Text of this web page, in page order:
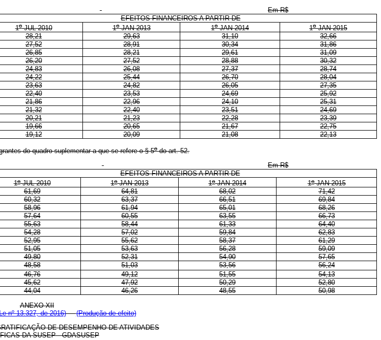
Em R$
EFEITOS FINANCEIROS A PARTIR DE
1oJUL 2010 1oJAN 2013 1oJAN 2014 1oJAN 2015
28,21 29,63 31,10
32,66
27,52 28,91 30,34
31,86
26,85 28,21 29,61
31,09
26,20 27,52 28,88
30,32
24,83 26,08 27,37
28,74
24,22 25,44 26,70
28,04
23,63 24,82 26,05
27,35
22,40 23,53 24,69
25,92
21,86 22,96 24,10
25,31
21,32 22,40 23,51
24,69
20,21 21,23 22,28
23,39
19,66 20,65 21,67
22,75
19,12 20,09 21,08 22,13
do quadro suplementar a que se refere o § 5odo art. 52.
Em R$
EFEITOS FINANCEIROS A PARTIR DE
1oJUL 2010 1oJAN 2013 1oJAN 2014 1oJAN 2015
61,69 64,81 68,02
71,42
60,32 63,37 66,51
69,84
58,96 61,94 65,01
68,26
57,64 60,55 63,55
66,73
55,63 58,44 61,33
64,40
54,28 57,02 59,84
62,83
52,95 55,62 58,37
61,29
51,05 53,63 56,28
59,09
49,80 52,31 54,90
57,65
48,58 51,03 53,56
56,24
46,76 49,12 51,55
54,13
45,62 47,92 50,29
52,80
44,04 46,26 48,55
50,98
ANEXO XII
nº 13.327, de 2016)
(Produção de efeito)
DE DESEMPENHO DE ATIVIDADES
DA SUSEP - GDASUSEP